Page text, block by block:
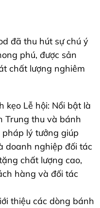
đã thu hút sự chú ý
phú, được sản
chất lượng nghiêm
kẹo Lễ hội: Nổi bật là
Trung thu và bánh
lý tưởng giúp
doanh nghiệp đối tác
chất lượng cao,
hàng và đối tác
thiệu các dòng bánh